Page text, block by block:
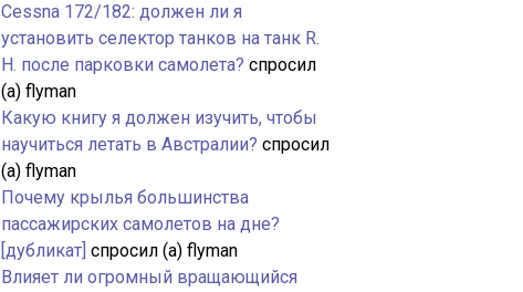
Cessna 172/182: должен ли я
установить селектор танков на танк R.
H. после парковки самолета? спросил
(а) flyman
Какую книгу я должен изучить, чтобы
научиться летать в Австралии? спросил
(а) flyman
Почему крылья большинства
пассажирских самолетов на дне?
[дубликат] спросил (а) flyman
Влияет ли огромный вращающийся